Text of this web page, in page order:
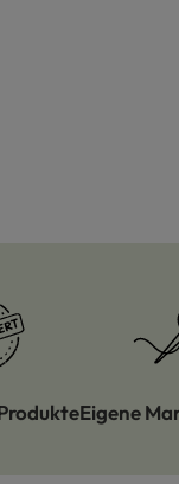
Eigene